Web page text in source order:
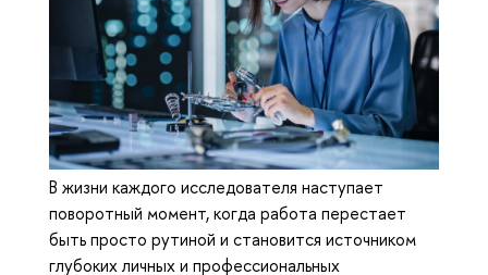
В жизни каждого исследователя наступает
поворотный момент, когда работа перестает
быть просто рутиной и становится источником
глубоких личных и профессиональных